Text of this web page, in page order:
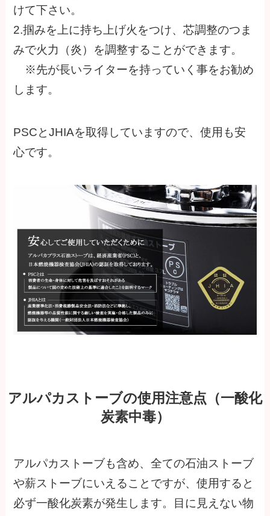
けて下さい。
2.掴みを上に持ち上げ火をつけ、芯調整のつま
みで火力（炎）を調整することができます。
※先が長いライターを持っていく事をお勧め
します。
PSCとJHIAを取得していますので、使用も安
心です。
アルパカストーブの使用注意点（一酸化
炭素中毒）
アルパカストーブも含め、全ての石油ストーブ
や薪ストーブにいえることですが、使用すると
必ず一酸化炭素が発生します。目に見えない物